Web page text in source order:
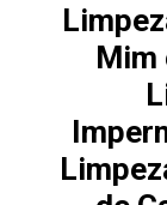
Mim